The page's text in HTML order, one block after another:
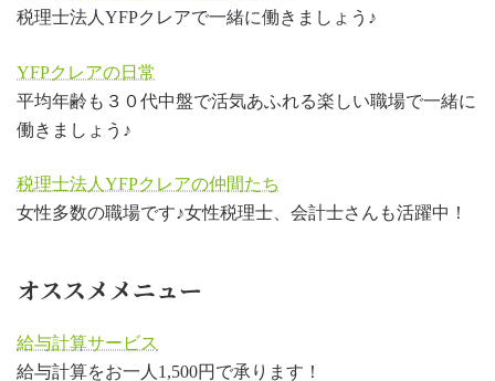
税理士法人YFPクレアで一緒に働きましょう♪
YFPクレアの日常
平均年齢も３０代中盤で活気あふれる楽しい職場で一緒に
働きましょう♪
税理士法人YFPクレアの仲間たち
女性多数の職場です♪女性税理士、会計士さんも活躍中！
オススメメニュー
給与計算サービス
給与計算をお一人1,500円で承ります！